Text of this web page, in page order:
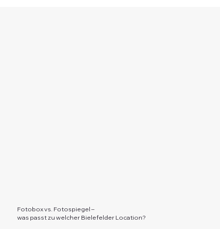
Fotobox vs. Fotospiegel –
was passt zu welcher Bielefelder Location?